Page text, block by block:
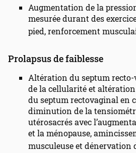
Augmentation de la
mesurée durant des
pied, renforcement
Prolapsus de faiblesse
Altération du septum
de la cellularité et
du septum rectovaginal en
diminution de la
utérosacrés avec
et la ménopause,
musculeuse et dénervation